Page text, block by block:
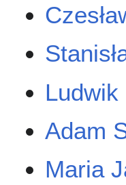
Ludwik
Adam
Maria